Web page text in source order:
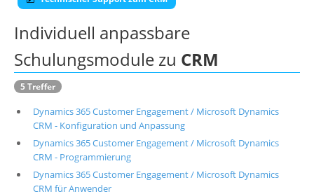
Individuell anpassbare
Schulungsmodule zu CRM
5 Treffer
Dynamics 365 Customer Engagement / Microsoft Dynamics
CRM - Konfiguration und Anpassung
Dynamics 365 Customer Engagement / Microsoft Dynamics
CRM - Programmierung
Dynamics 365 Customer Engagement / Microsoft Dynamics
CRM für Anwender